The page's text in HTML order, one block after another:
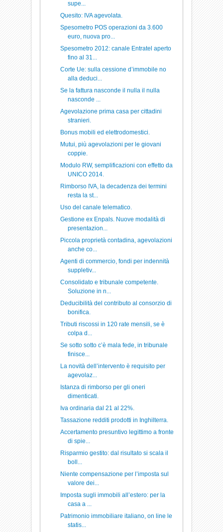
supe...
Quesito: IVA agevolata.
Spesometro POS operazioni da 3.600
euro, nuova pro...
Spesometro 2012: canale Entratel aperto
fino al 31...
Corte Ue: sulla cessione d’immobile no
alla deduci...
Se la fattura nasconde il nulla il nulla
nasconde ...
Agevolazione prima casa per cittadini
stranieri.
Bonus mobili ed elettrodomestici.
Mutui, più agevolazioni per le giovani
coppie.
Modulo RW, semplificazioni con effetto da
UNICO 2014.
Rimborso IVA, la decadenza dei termini
resta la st...
Uso del canale telematico.
Gestione ex Enpals. Nuove modalità di
presentazion...
Piccola proprietà contadina, agevolazioni
anche co...
Agenti di commercio, fondi per indennità
suppletiv...
Consolidato e tribunale competente.
Soluzione in n...
Deducibilità del contributo al consorzio di
bonifica.
Tributi riscossi in 120 rate mensili, se è
colpa d...
Se sotto sotto c’è mala fede, in tribunale
finisce...
La novità dell’intervento è requisito per
agevolaz...
Istanza di rimborso per gli oneri
dimenticati.
Iva ordinaria dal 21 al 22%.
Tassazione redditi prodotti in Inghilterra.
Accertamento presuntivo legittimo a fronte
di spie...
Risparmio gestito: dal risultato si scala il
boll...
Niente compensazione per l’imposta sul
valore dei...
Imposta sugli immobili all’estero: per la
casa a ...
Patrimonio immobiliare italiano, on line le
statis...